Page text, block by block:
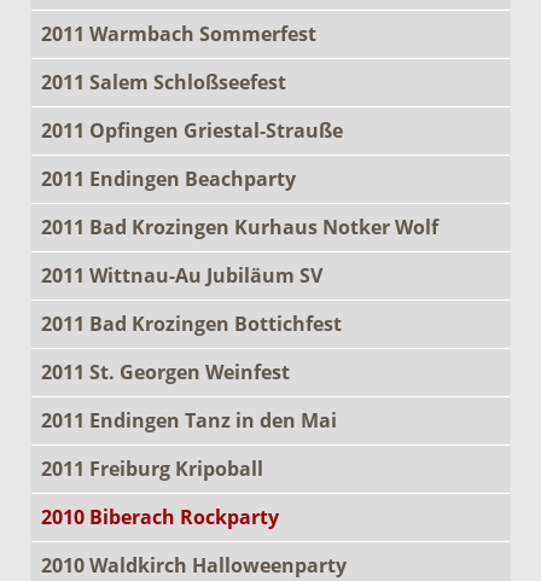
2011 Warmbach Sommerfest
2011 Salem Schloßseefest
2011 Opfingen Griestal-Strauße
2011 Endingen Beachparty
2011 Bad Krozingen Kurhaus Notker Wolf
2011 Wittnau-Au Jubiläum SV
2011 Bad Krozingen Bottichfest
2011 St. Georgen Weinfest
2011 Endingen Tanz in den Mai
2011 Freiburg Kripoball
2010 Biberach Rockparty
2010 Waldkirch Halloweenparty